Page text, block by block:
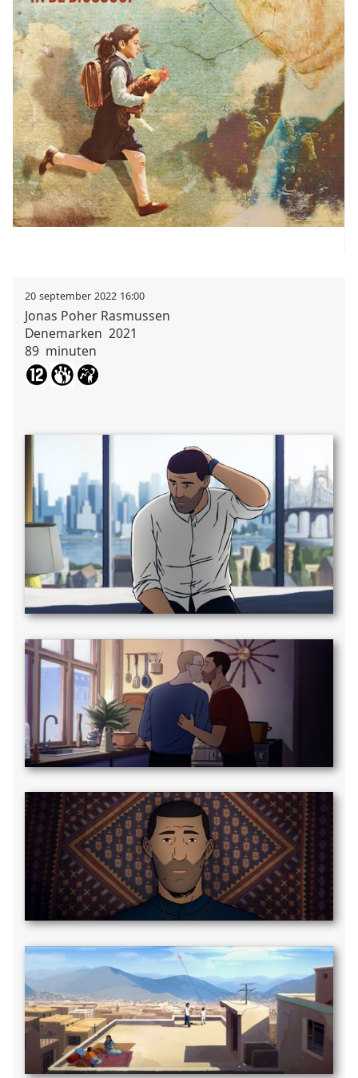
20 september 2022 16:00
Jonas Poher Rasmussen
Denemarken 2021
89 minuten